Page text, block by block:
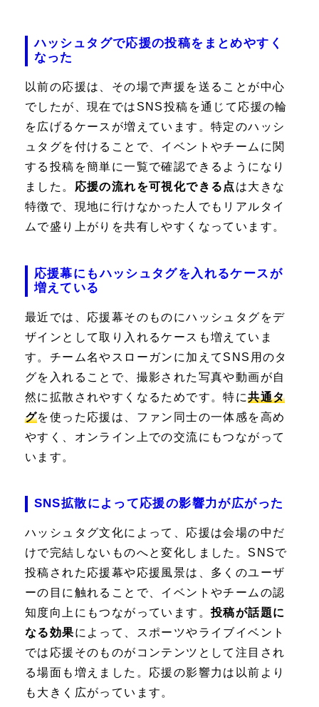
ハッシュタグで応援の投稿をまとめやすく
なった
以前の応援は、その場で声援を送ることが中心
でしたが、現在ではSNS投稿を通じて応援の輪
を広げるケースが増えています。特定のハッシ
ュタグを付けることで、イベントやチームに関
する投稿を簡単に一覧で確認できるようになり
ました。 応援の流れを可視化できる点 は大きな
特徴で、現地に行けなかった人でもリアルタイ
ムで盛り上がりを共有しやすくなっています。
応援幕にもハッシュタグを入れるケースが
増えている
最近では、応援幕そのものにハッシュタグをデ
ザインとして取り入れるケースも増えていま
す。チーム名やスローガンに加えてSNS用のタ
グを入れることで、撮影された写真や動画が自
然に拡散されやすくなるためです。特に共通タ
グを使った応援は、ファン同士の一体感を高め
やすく、オンライン上での交流にもつながって
います。
SNS拡散によって応援の影響力が広がった
ハッシュタグ文化によって、応援は会場の中だ
けで完結しないものへと変化しました。SNSで
投稿された応援幕や応援風景は、多くのユーザ
ーの目に触れることで、イベントやチームの認
知度向上にもつながっています。 投稿が話題に
なる効果によって、スポーツやライブイベント
では応援そのものがコンテンツとして注目され
る場面も増えました。応援の影響力は以前より
も大きく広がっています。